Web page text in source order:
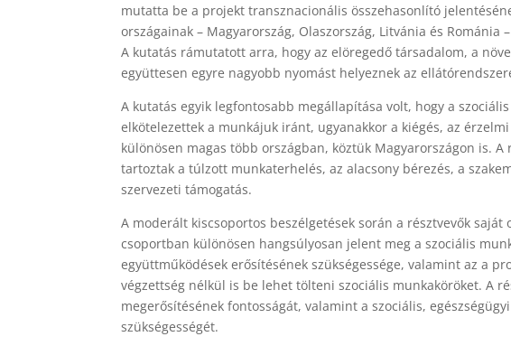
mutatta be a projekt transznacionális összehasonlító
országainak – Magyarország, Olaszország, Litvánia és
A kutatás rámutatott arra, hogy az elöregedő társadalom, a
együttesen egyre nagyobb nyomást helyeznek az
A kutatás egyik legfontosabb megállapítása volt, hogy a
elkötelezettek a munkájuk iránt, ugyanakkor a kiégés, az
különösen magas több országban, köztük Magyarországon is.
tartoztak a túlzott munkaterhelés, az alacsony bérezés, a
szervezeti támogatás.
A moderált kiscsoportos beszélgetések során a résztvevők
csoportban különösen hangsúlyosan jelent meg a szociális
együttműködések erősítésének szükségessége, valamint az a
végzettség nélkül is be lehet tölteni szociális munkaköröket. A
megerősítésének fontosságát, valamint a szociális,
szükségességét.